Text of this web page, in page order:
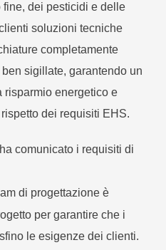
dei pesticidi e delle
soluzioni tecniche
completamente
sigillate, garantendo un
risparmio energetico e
dei requisiti EHS.
comunicato i requisiti di
di progettazione è
per garantire che i
le esigenze dei clienti.